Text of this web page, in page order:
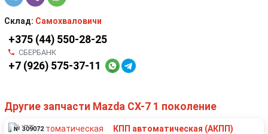
Склад: Самохваловичи
+375 (44) 550-28-25
СБЕРБАНК
+7 (926) 575-37-11
Другие запчасти Mazda CX-7 1 поколение
№ 309072
КПП автоматическая (АКПП)